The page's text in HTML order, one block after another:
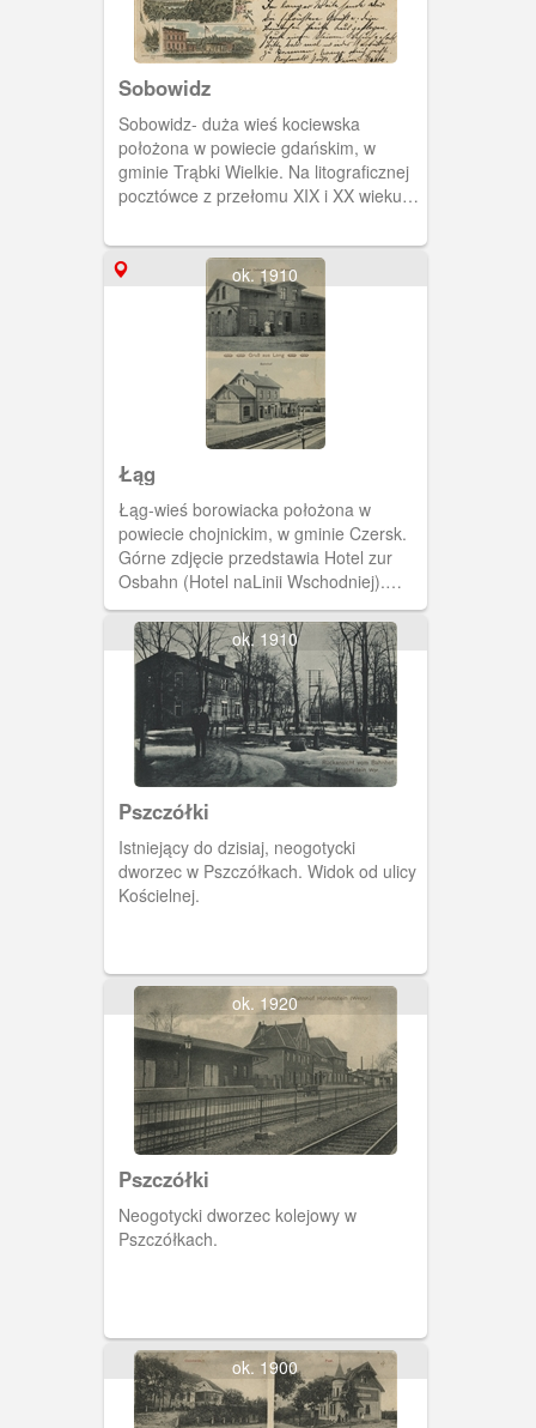
Sobowidz
Sobowidz- duża wieś kociewska
położona w powiecie gdańskim, w
gminie Trąbki Wielkie. Na litograficznej
pocztówce z przełomu XIX i XX wieku
działającą od 1881 roku cukrownię,
kościół pw. Przemienienia Pańskiego i
budynek stacji kolejowej. Dworzec
powstał w 1885 w ramach budowy
Królewskiej Kolei Wschodniej.
ok. 1910
Łąg
Łąg-wieś borowiacka położona w
powiecie chojnickim, w gminie Czersk.
Górne zdjęcie przedstawia Hotel zur
Osbahn (Hotel naLinii Wschodniej).
Jego nazwa nawiązuje do wybudowanej
w 1870 roku linii kolejowej Chojnice-
Tczew, nazywanej "linią
wschodnią",przechodzącej przez Łąg.
Właścicielem hotelu był J. von
Ossowski. Na zdjęciu dolnym widoczny
budynek dworca.
ok. 1910
Pszczółki
Istniejący do dzisiaj, neogotycki
dworzec w Pszczółkach. Widok od ulicy
Kościelnej.
ok. 1920
Pszczółki
Neogotycki dworzec kolejowy w
Pszczółkach.
ok. 1900